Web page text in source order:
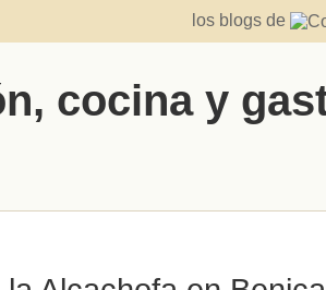
los blogs de
cocina y